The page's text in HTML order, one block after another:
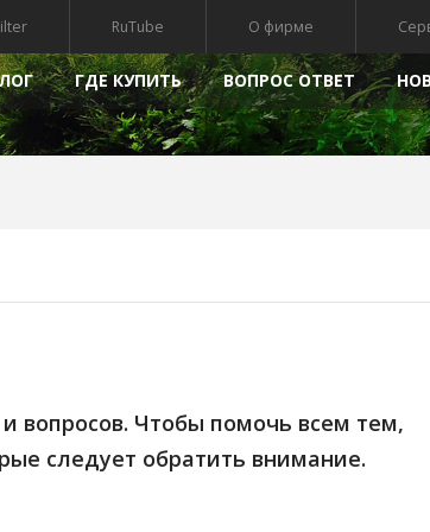
RuTube О фирме
ПРЕПАРАТЫ
ГДЕ КУПИТЬ ВОПРОС ОТВЕТ
вопросов. Чтобы помочь всем тем,
следует обратить внимание.